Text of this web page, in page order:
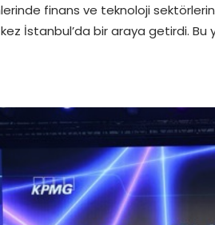
finans ve teknoloji
İstanbul’da bir araya getirdi. Bu